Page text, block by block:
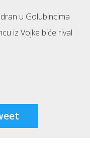
u Golubincima
iz Vojke biće rival